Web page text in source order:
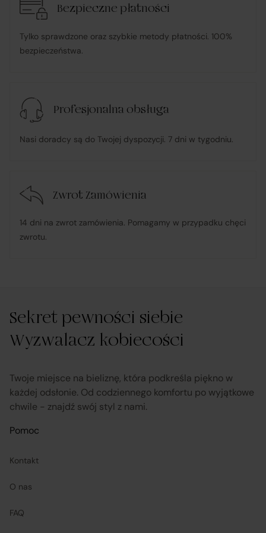
Bezpieczne płatności
Tylko sprawdzone oraz szybkie metody płatności. 100%
bezpieczeństwa.
Profesjonalna obsługa
Nasi doradcy są do Twojej dyspozycji. 7 dni w tygodniu.
Zwrot Zamówienia
14 dni na zwrot zamówienia. Pomagamy w przypadku chęci
zwrotu.
Sekret pewności siebie
Wyzwalacz kobiecości
Twoje miejsce na bieliznę, która podkreśla piękno w
każdej odsłonie. Od codziennego komfortu po wyjątkowe
chwile - znajdź swój styl z nami.
Pomoc
Kontakt
O nas
FAQ
konsumenckie zgodnie z ustawą o prawach
konsumenta;
lub zwrot środków Klientowi;
udostępnia, na życzenie Klienta, dokumentację
produktową i instrukcje użytkowania w języku polskim;
obsługuje odstąpienie od umowy pośrednictwa;
przekazuje informacje na temat odstąpienia od umowy
sprzedaży;
koordynuje proces odstąpienia od umowy sprzedaży
adres Sprzedawcy do zwrotu towaru oraz dokonuje
Sprzedawcy (Zewnętrzni przedsiębiorcy):